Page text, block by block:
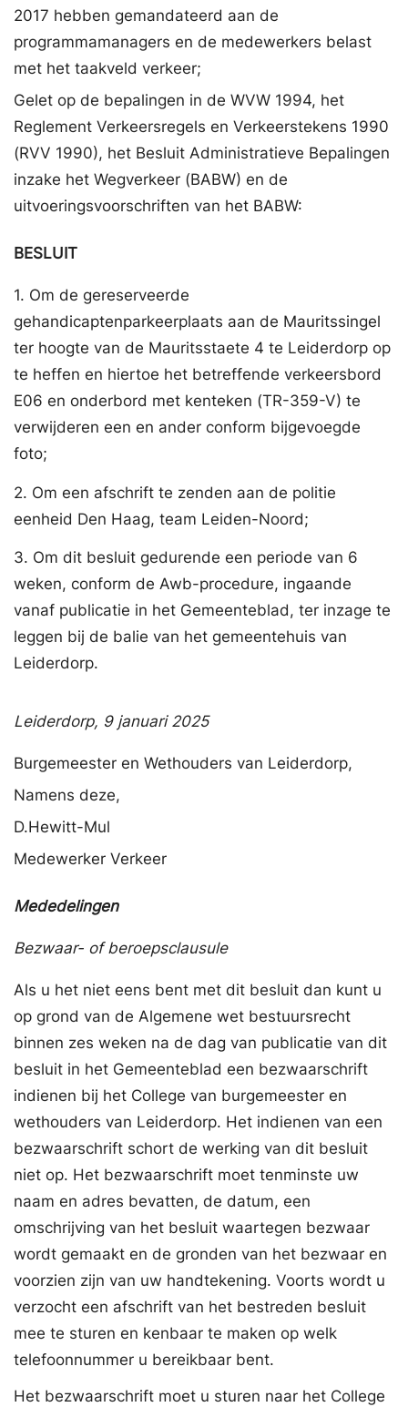
2017 hebben gemandateerd aan de
programmamanagers en de medewerkers belast
met het taakveld verkeer;
Gelet op de bepalingen in de WVW 1994, het
Reglement Verkeersregels en Verkeerstekens 1990
(RVV 1990), het Besluit Administratieve Bepalingen
inzake het Wegverkeer (BABW) en de
uitvoeringsvoorschriften van het BABW:
BESLUIT
1. Om de gereserveerde
gehandicaptenparkeerplaats aan de Mauritssingel
ter hoogte van de Mauritsstaete 4 te Leiderdorp op
te heffen en hiertoe het betreffende verkeersbord
E06 en onderbord met kenteken (TR-359-V) te
verwijderen een en ander conform bijgevoegde
foto;
2. Om een afschrift te zenden aan de politie
eenheid Den Haag, team Leiden-Noord;
3. Om dit besluit gedurende een periode van 6
weken, conform de Awb-procedure, ingaande
vanaf publicatie in het Gemeenteblad, ter inzage te
leggen bij de balie van het gemeentehuis van
Leiderdorp.
Leiderdorp, 9 januari 2025
Burgemeester en Wethouders van Leiderdorp,
Namens deze,
D.Hewitt-Mul
Medewerker Verkeer
Mededelingen
Bezwaar- of beroepsclausule
Als u het niet eens bent met dit besluit dan kunt u
op grond van de Algemene wet bestuursrecht
binnen zes weken na de dag van publicatie van dit
besluit in het Gemeenteblad een bezwaarschrift
indienen bij het College van burgemeester en
wethouders van Leiderdorp. Het indienen van een
bezwaarschrift schort de werking van dit besluit
niet op. Het bezwaarschrift moet tenminste uw
naam en adres bevatten, de datum, een
omschrijving van het besluit waartegen bezwaar
wordt gemaakt en de gronden van het bezwaar en
voorzien zijn van uw handtekening. Voorts wordt u
verzocht een afschrift van het bestreden besluit
mee te sturen en kenbaar te maken op welk
telefoonnummer u bereikbaar bent.
Het bezwaarschrift moet u sturen naar het College